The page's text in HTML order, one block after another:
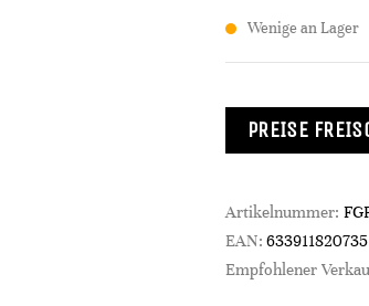
Wenige an Lager
PREISE
Artikelnummer:
EAN: 633911820735
Empfohlener